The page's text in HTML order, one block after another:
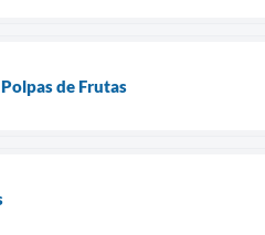
de Frutas